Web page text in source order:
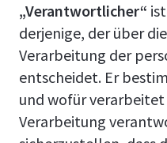
„Verantwortlicher“
derjenige, der über
Verarbeitung der
entscheidet. Er
und wofür verarbeitet
Verarbeitung